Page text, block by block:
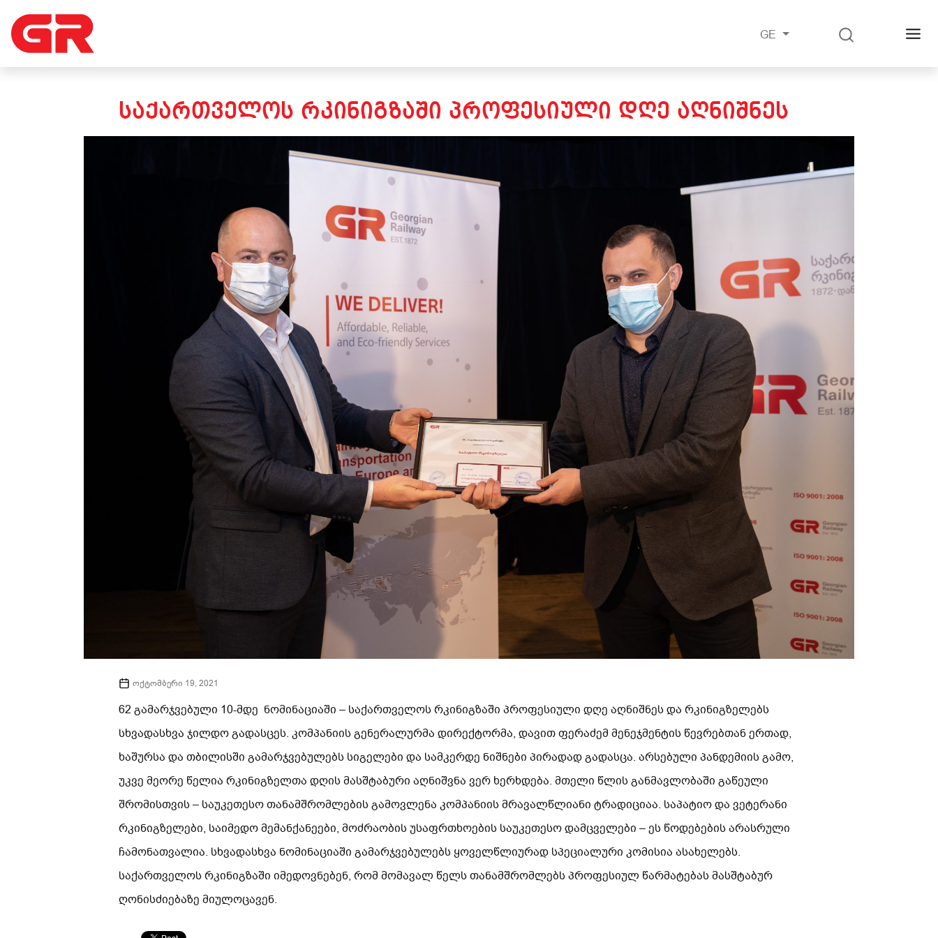
GE
ᲡᲐᲥᲐᲠᲗᲕᲔᲚᲝᲡ ᲠᲙᲘᲜᲘᲒᲖᲐᲨᲘ ᲞᲠᲝᲤᲔᲡᲘᲣᲚᲘ ᲓᲦᲔ ᲐᲦᲜᲘᲨᲜᲔᲡ
ოქტომბერი 19, 2021
62 გამარჯვებული 10-მდე ნომინაციაში – საქართველოს რკინიგზაში პროფესიული დღე აღნიშნეს და რკინიგზელებს
სხვადასხვა ჯილდო გადასცეს. კომპანიის გენერალურმა დირექტორმა, დავით ფერაძემ მენეჯმენტის წევრებთან ერთად,
ხაშურსა და თბილისში გამარჯვებულებს სიგელები და სამკერდე ნიშნები პირადად გადასცა. არსებული პანდემიის გამო,
უკვე მეორე წელია რკინიგზელთა დღის მასშტაბური აღნიშვნა ვერ ხერხდება. მთელი წლის განმავლობაში გაწეული
შრომისთვის – საუკეთესო თანამშრომლების გამოვლენა კომპანიის მრავალწლიანი ტრადიციაა. საპატიო და ვეტერანი
რკინიგზელები, საიმედო მემანქანეები, მოძრაობის უსაფრთხოების საუკეთესო დამცველები – ეს წოდებების არასრული
ჩამონათვალია. სხვადასხვა ნომინაციაში გამარჯვებულებს ყოველწლიურად სპეციალური კომისია ასახელებს.
საქართველოს რკინიგზაში იმედოვნებენ, რომ მომავალ წელს თანამშრომლებს პროფესიულ წარმატებას მასშტაბურ
ღონისძიებაზე მიულოცავენ.